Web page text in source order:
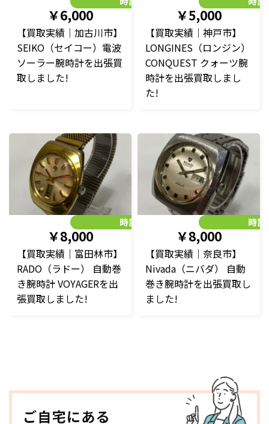
￥6,000
【買取実績｜加古川市】
SEIKO（セイコー）電波
ソーラー腕時計を出張買
取しました!
￥5,000
【買取実績｜神戸市】
LONGINES（ロンジン）
CONQUEST クォーツ腕
時計を出張買取しまし
た!
時計
￥8,000
【買取実績｜富田林市】
RADO（ラドー） 自動巻
き腕時計 VOYAGERを出
張買取しました!
時計
￥8,000
【買取実績｜奈良市】
Nivada（ニバダ） 自動
巻き腕時計を出張買取し
ました!